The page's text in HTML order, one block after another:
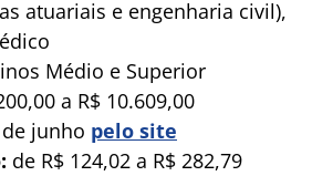
atuariais e engenharia civil),
Médio e Superior
a R$ 10.609,00
junho pelo site
de R$ 124,02 a R$ 282,79